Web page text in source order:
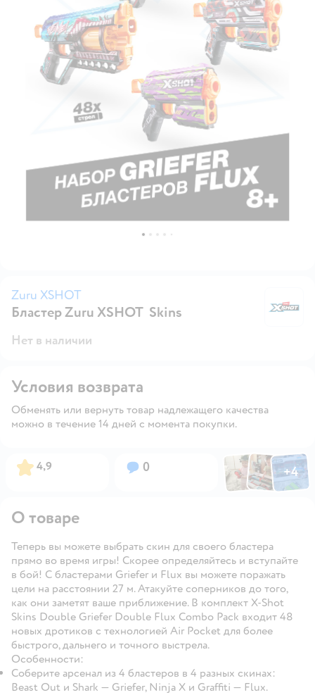
Zuru XSHOT
Бластер Zuru XSHOT Skins
Нет в наличии
Условия возврата
Обменять или вернуть товар надлежащего качества
можно в течение 14 дней с момента покупки.
Рейтинг:
4,9 Вопросов:
0 ФотоФотоФото
+4
Открыть
О товаре
Теперь вы можете выбрать скин для своего бластера
прямо во время игры! Скорее определяйтесь и вступайте
в бой! С бластерами Griefer и Flux вы можете поражать
цели на расстоянии 27 м. Атакуйте соперников до того,
как они заметят ваше приближение. В комплект X-Shot
Skins Double Griefer Double Flux Combo Pack входит 48
новых дротиков с технологией Air Pocket для более
быстрого, дальнего и точного выстрела.
Особенности:
Соберите арсенал из 4 бластеров в 4 разных скинах:
Beast Out и Shark — Griefer, Ninja X и Graffiti — Flux.